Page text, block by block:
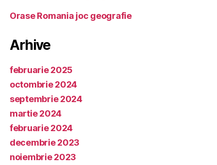
Orase Romania joc geografie
Arhive
februarie 2025
octombrie 2024
septembrie 2024
martie 2024
februarie 2024
decembrie 2023
noiembrie 2023